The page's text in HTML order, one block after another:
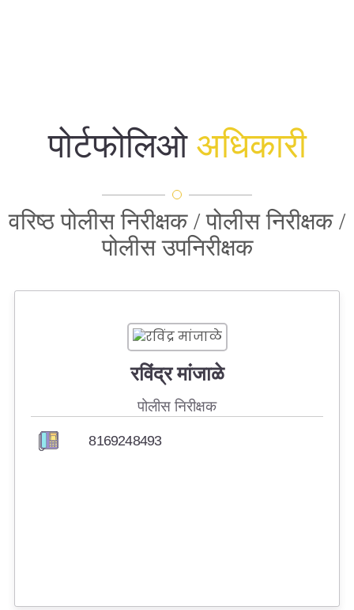
माहिती अधिकार अधिनियम (RTI)
महाराष्ट्र लोकसेवा हक्क
अधिनियम
सायबर सुरक्षा आणि जनजागृती
उपयुक्त संकेतस्थळे
जागरुक नागरिक
नेहमीचे प्रश्न
पोर्टफोलिओ अधिकारी
वरिष्ठ पोलीस निरीक्षक / पोलीस निरीक्षक /
पोलीस उपनिरीक्षक
रविंद्र मांजाळे
पोलीस निरीक्षक
8169248493